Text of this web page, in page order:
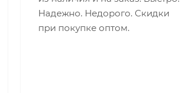
Надежно. Недорого. Скидки
при покупке оптом.